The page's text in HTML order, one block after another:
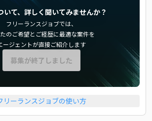
いて、詳しく聞いてみませんか？
フリーランスジョブでは、
のご希望とご経歴に最適な案件を
ージェントが直接ご紹介します
募集が終了しました
リーランスジョブの使い方